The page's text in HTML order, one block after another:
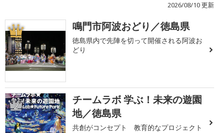
2026/08/10 更新
1 鳴門市阿波おどり／徳島県
徳島県内で先陣を切って開催される阿波お
どり
2
チームラボ 学ぶ！未来の遊園
地／徳島県
共創がコンセプト 教育的なプロジェクト